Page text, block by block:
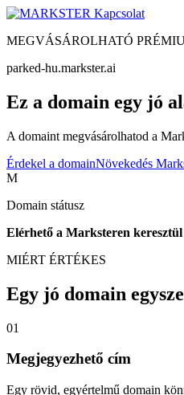
Kapcsolat
MEGVÁSÁROLHATÓ
parked-hu.markster.ai
Ez a domain egy jó
A domaint megvásárolhatod a
Érdekel a domainNövekedés
M
Domain státusz
Elérhető a Marksteren keresztül
MIÉRT ÉRTÉKES
Egy jó domain
01
Megjegyezhető cím
Egy rövid, egyértelmű domain